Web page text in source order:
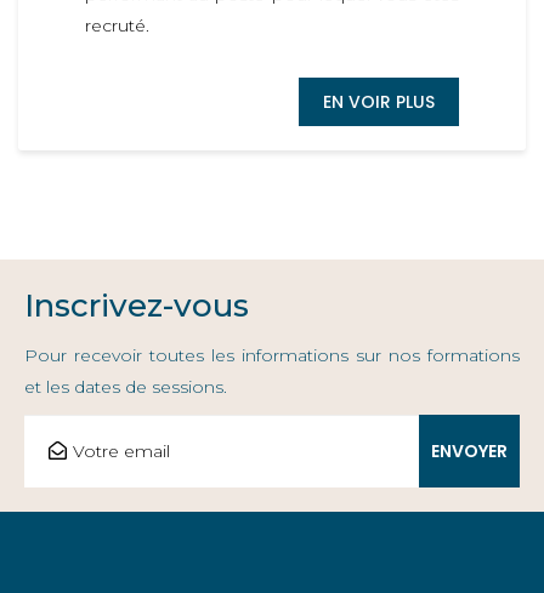
recruté.
EN VOIR PLUS
Inscrivez-vous
Pour recevoir toutes les informations sur nos formations
et les dates de sessions.